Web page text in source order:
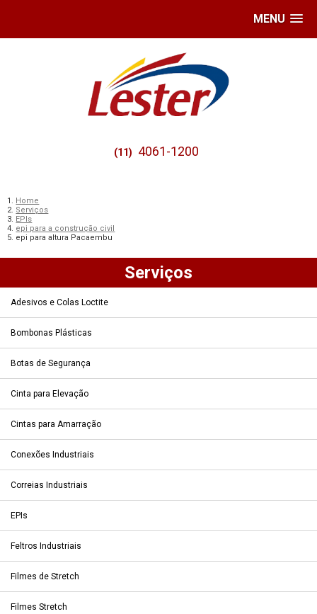
MENU
(11) 4061-1200
Home
Serviços
EPIs
epi para a construção civil
epi para altura Pacaembu
Serviços
Adesivos e Colas Loctite
Bombonas Plásticas
Botas de Segurança
Cinta para Elevação
Cintas para Amarração
Conexões Industriais
Correias Industriais
EPIs
Feltros Industriais
Filmes de Stretch
Filmes Stretch